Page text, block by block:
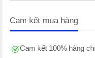
Cam kết mua hàng
Cam kết 100% hàng